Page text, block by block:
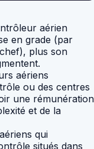
aérien
en grade (par
plus son
aériens
ou des centres
une rémunération
et de la
qui
situés dans